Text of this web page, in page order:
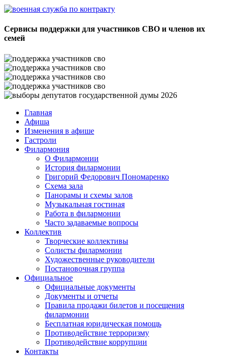
Сервисы поддержки для участников СВО и членов их
семей
Главная
Афиша
Изменения в афише
Гастроли
Филармония
О Филармонии
История филармонии
Григорий Федорович Пономаренко
Схема зала
Панорамы и схемы залов
Музыкальная гостиная
Работа в филармонии
Часто задаваемые вопросы
Коллектив
Творческие коллективы
Солисты филармонии
Художественные руководители
Постановочная группа
Официальное
Официальные документы
Документы и отчеты
Правила продажи билетов и посещения
филармонии
Бесплатная юридическая помощь
Противодействие терроризму
Противодействие коррупции
Контакты